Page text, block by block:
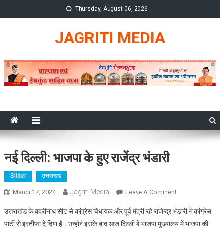
to
Thursday, August 06, 2026
JAGRITI MEDIA
नई दिल्ली: भाजपा के हुए राजेंद्र भंडारी
Slider उत्तराखंड
March 17, 2024 Jagriti Media Leave A CommentOn
दिल्ली:
भाजपा
उत्तराखंड के बद्रीनाथ सीट से कांग्रेस विधायक और पूर्व मंत्री रहे राजेन्द्र भंडारी ने कांग्रेस
पार्टी से इस्तीफा दे दिया है। उन्होंने इसके बाद आज दिल्ली में भाजपा मुख्यालय में भाजपा की